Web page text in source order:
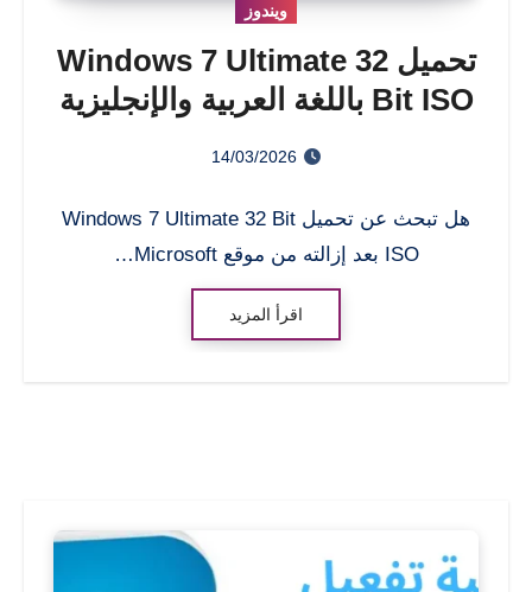
ويندوز
تحميل Windows 7 Ultimate 32
Bit ISO باللغة العربية والإنجليزية
14/03/2026
هل تبحث عن تحميل Windows 7 Ultimate 32 Bit
ISO بعد إزالته من موقع Microsoft…
اقرأ المزيد